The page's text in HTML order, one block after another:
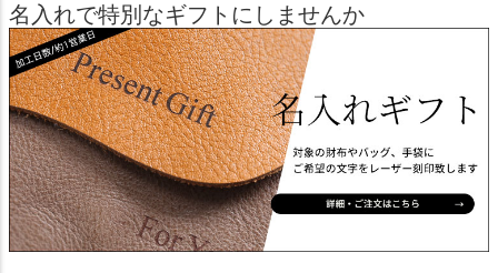
名入れで特別なギフトにしませんか